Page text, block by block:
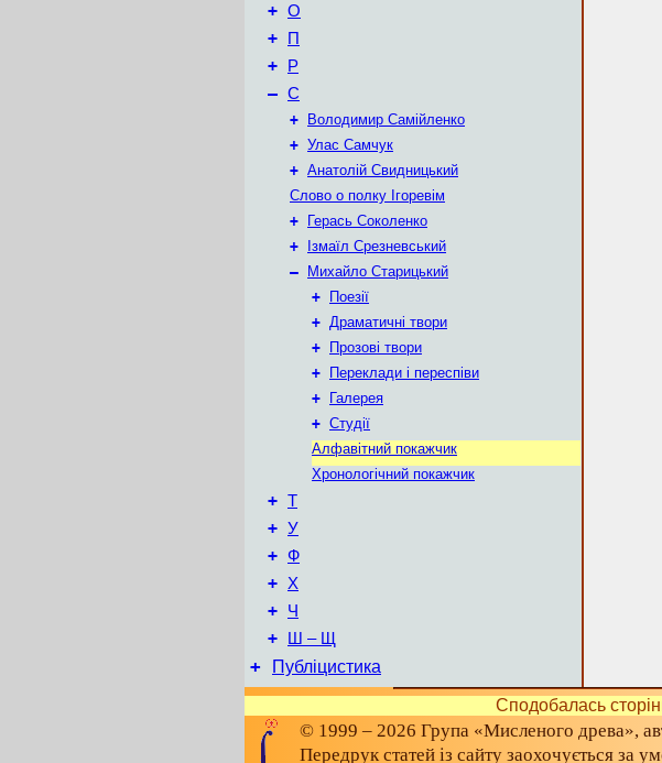
+ О
+ П
+ Р
– С
+
Володимир Самійленко
+ Улас Самчук
+ Анатолій Свидницький
Слово о полку Ігоревім
+
Герась Соколенко
+
Ізмаїл Срезневський
–
Михайло Старицький
+
Поезії
+ Драматичні твори
+
Прозові твори
+
Переклади і переспіви
+
Галерея
+ Студії
Алфавітний покажчик
Хронологічний покажчик
+ Т
+ У
+ Ф
+ Х
+ Ч
+ Ш – Щ
+ Публіцистика
Сподобалась
© 1999 – 2026 Група «Мисленого древа»,
Передрук статей із сайту заохочується за